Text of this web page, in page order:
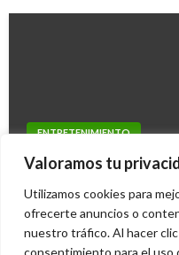
Valoramos tu
Utilizamos cookies para
ofrecerte anuncios o
nuestro tráfico. Al hacer
consentimiento para el uso
ENTRETENIMIENTO
Murió el legendario
Ariel Cabrera martes